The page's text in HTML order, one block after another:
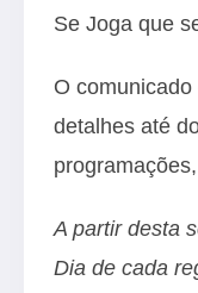
Se Joga que
O
detalhes até
A partir desta
Dia de cada